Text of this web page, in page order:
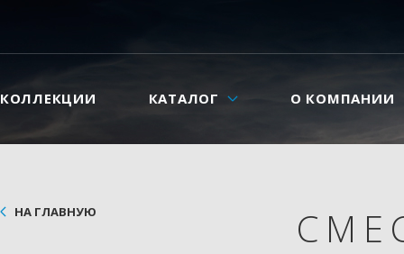
КОЛЛЕКЦИИ КАТАЛОГ О КОМПАНИИ
НА ГЛАВНУЮ